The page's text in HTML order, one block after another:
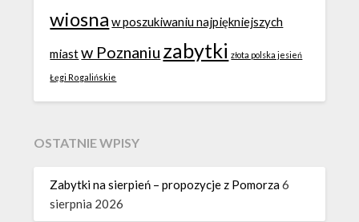
wiosna w poszukiwaniu najpiękniejszych
miastw Poznaniu zabytki złota polska jesień
Łęgi Rogalińskie
OSTATNIE WPISY
Zabytki na sierpień – propozycje z Pomorza6
sierpnia 2026